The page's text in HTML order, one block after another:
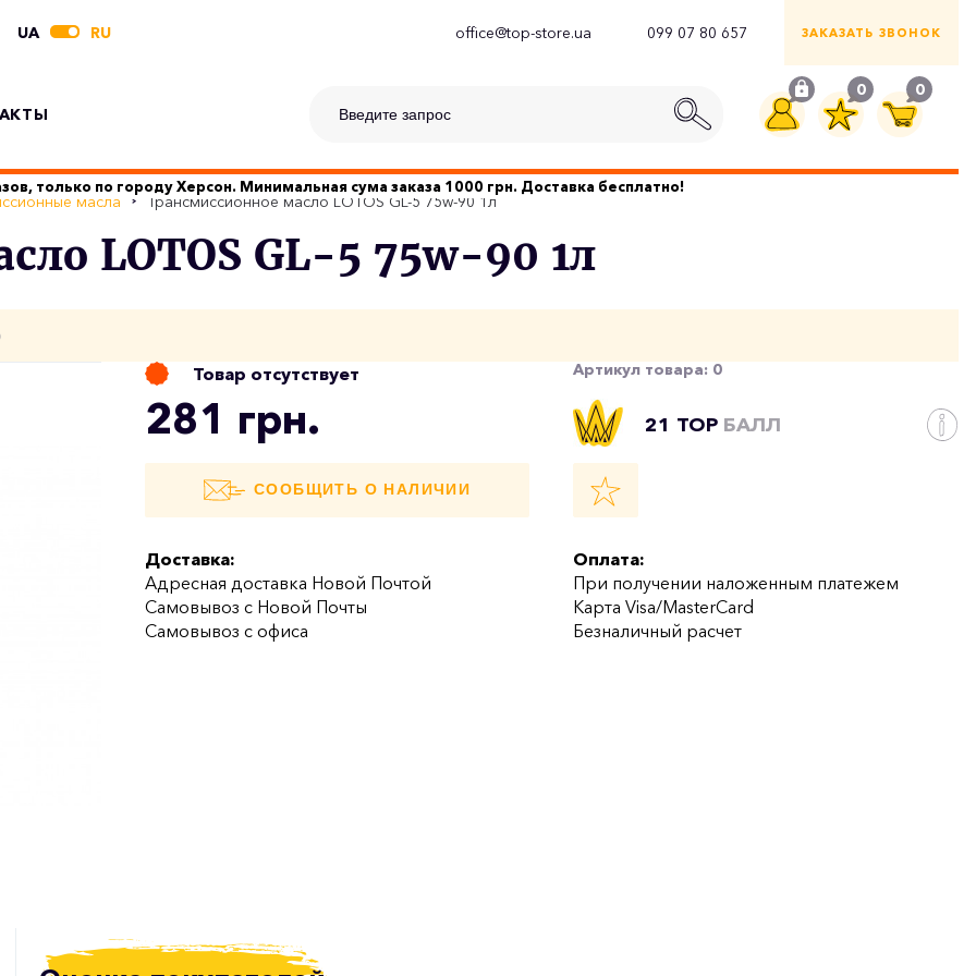
UA RU office@top-store.ua 099 07 80 657 ЗАКАЗАТЬ ЗВОНОК
0 0
только по городу Херсон. Минимальная сума заказа 1000 грн. Доставка бесплатно!
масла Трансмиссионное масло LOTOS GL-5 75w-90 1л
LOTOS GL-5 75w-90 1л
Товар отсутствует Артикул товара: 0
281 грн. 21 TOP БАЛЛ
СООБЩИТЬ О НАЛИЧИИ
Доставка:
Адресная доставка Новой Почтой
Самовывоз с Новой Почты
Самовывоз с офиса
Оплата:
При получении наложенным платежем
Карта Visa/MasterCard
Безналичный расчет